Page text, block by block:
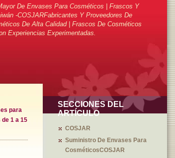
De Envases Para Cosméticos | Frascos Y
-COSJARFabricantes Y Proveedores De
De Alta Calidad | Frascos De Cosméticos
Experiencias Experimentadas.
para
1 a 15
SECCIONES DEL
ARTÍCULO
COSJAR
Suministro De Envases Para
CosméticosCOSJAR